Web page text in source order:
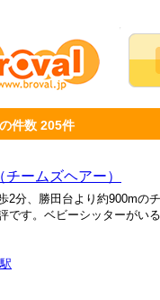
件数 205件
ームズヘアー）
2分、勝田台より約900m
す。ベビーシッターがい